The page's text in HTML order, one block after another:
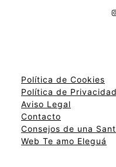
Política de Cookies
Política de Privacidad
Aviso Legal
Contacto
Consejos de una
Web Te amo Eleguá